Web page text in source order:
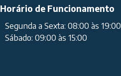
Horário de Funcionamento
Segunda a Sexta: 08:00 às 19:00
Sábado: 09:00 às 15:00